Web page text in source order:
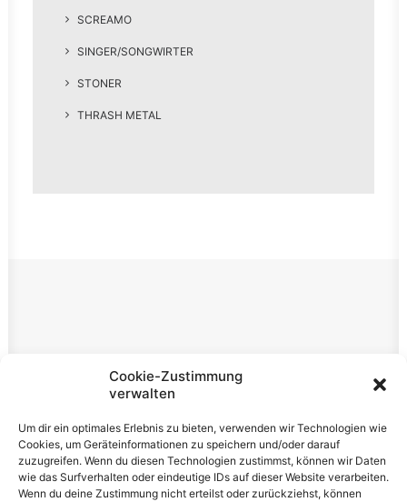
Cookie-Zustimmung
verwalten
Um dir ein optimales Erlebnis zu bieten, verwenden wir Technologien wie
Cookies, um Geräteinformationen zu speichern und/oder darauf
zuzugreifen. Wenn du diesen Technologien zustimmst, können wir Daten
wie das Surfverhalten oder eindeutige IDs auf dieser Website verarbeiten.
Wenn du deine Zustimmung nicht erteilst oder zurückziehst, können
SCREAMO
SINGER/SONGWIRTER
STONER
THRASH METAL
Rechtliches
Datenschutzerklärung
Cookie-Richtlinie (EU)